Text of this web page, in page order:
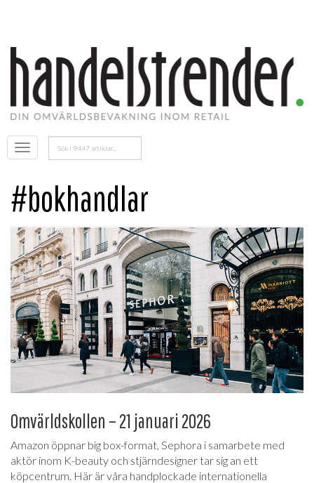
Öppna
menyn
Sök
efter:
#bokhandlar
Omvärldskollen – 21 januari 2026
Amazon öppnar big box-format, Sephora i samarbete med
aktör inom K-beauty och stjärndesigner tar sig an ett
köpcentrum. Här är våra handplockade internationella